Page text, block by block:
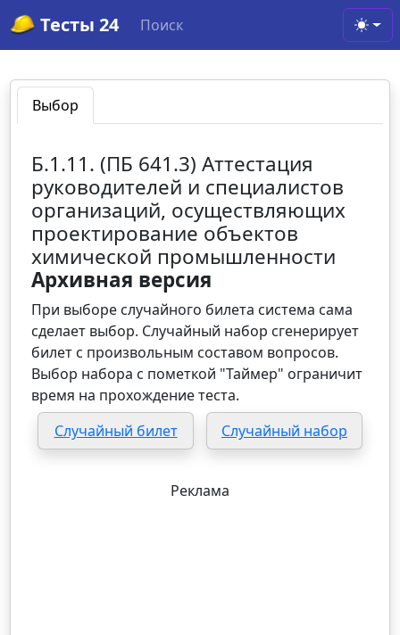
Тесты 24 Поиск
Выбор
Б.1.11. (ПБ 641.3) Аттестация
руководителей и специалистов
организаций, осуществляющих
проектирование объектов
химической промышленности
Архивная версия
При выборе случайного билета система сама
сделает выбор. Случайный набор сгенерирует
билет с произвольным составом вопросов.
Выбор набора с пометкой "Таймер" ограничит
время на прохождение теста.
Случайный билет
Случайный набор
Реклама